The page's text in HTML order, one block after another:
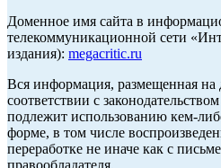
Доменное имя сайта в
телекоммуникационной сети
издания): megacritic.ru
Вся информация, размещенная на
соответствии с
подлежит использованию кем-
форме, в том числе
переработке не иначе как с